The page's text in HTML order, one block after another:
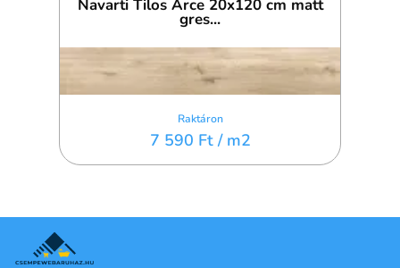
Navarti Tilos Arce 20x120 cm matt
gres...
Raktáron
7 590 Ft / m2